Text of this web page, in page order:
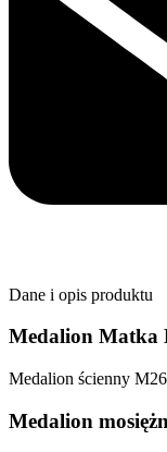
Dane i opis produktu
Medalion Matka
Medalion ścienny
Medalion